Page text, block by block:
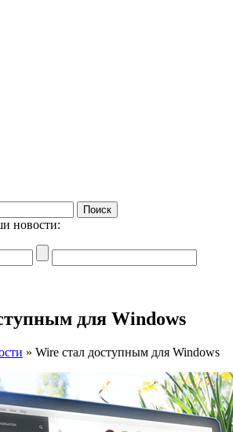
новости:
для Windows
» Wire стал доступным для Windows